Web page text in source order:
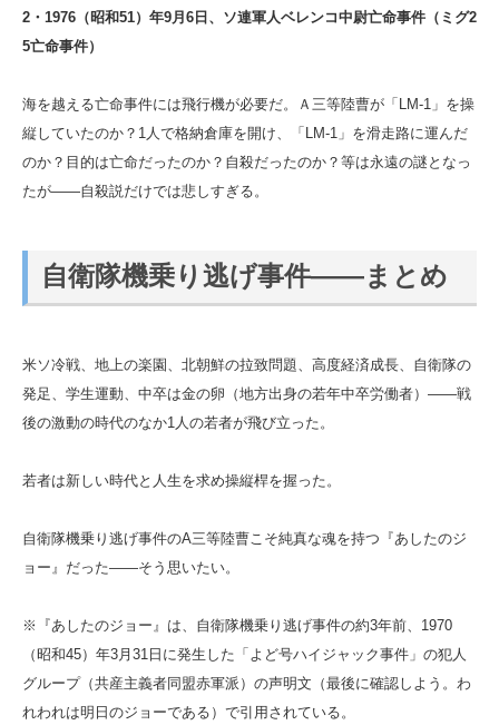
2・1976（昭和51）年9月6日、ソ連軍人ベレンコ中尉亡命事件（ミグ2
5亡命事件）
海を越える亡命事件には飛行機が必要だ。Ａ三等陸曹が「LM-1」を操
縦していたのか？1人で格納倉庫を開け、「LM-1」を滑走路に運んだ
のか？目的は亡命だったのか？自殺だったのか？等は永遠の謎となっ
たが――自殺説だけでは悲しすぎる。
自衛隊機乗り逃げ事件――まとめ
米ソ冷戦、地上の楽園、北朝鮮の拉致問題、高度経済成長、自衛隊の
発足、学生運動、中卒は金の卵（地方出身の若年中卒労働者）――戦
後の激動の時代のなか1人の若者が飛び立った。
若者は新しい時代と人生を求め操縦桿を握った。
自衛隊機乗り逃げ事件のA三等陸曹こそ純真な魂を持つ『あしたのジ
ョー』だった――そう思いたい。
※『あしたのジョー』は、自衛隊機乗り逃げ事件の約3年前、1970
（昭和45）年3月31日に発生した「よど号ハイジャック事件」の犯人
グループ（共産主義者同盟赤軍派）の声明文（最後に確認しよう。わ
れわれは明日のジョーである）で引用されている。